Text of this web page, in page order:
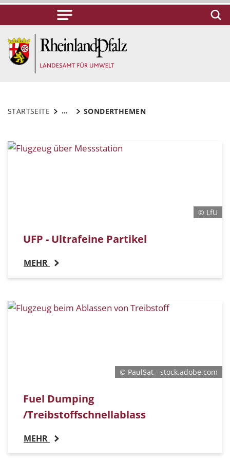
STARTSEITE ... SONDERTHEMEN
© LfU
UFP - Ultrafeine Partikel
MEHR
© PaulSat - stock.adobe.com
Fuel Dumping
/Treibstoffschnellablass
MEHR